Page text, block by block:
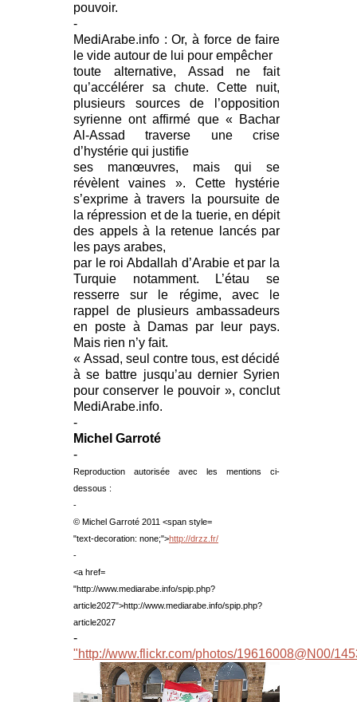
pouvoir.
-
MediArabe.info : Or, à force de faire
le vide autour de lui pour empêcher
toute alternative, Assad ne fait
qu’accélérer sa chute. Cette nuit,
plusieurs sources de l’opposition
syrienne ont affirmé que « Bachar
Al-Assad traverse une crise
d’hystérie qui justifie
ses manœuvres, mais qui se
révèlent vaines ». Cette hystérie
s’exprime à travers la poursuite de
la répression et de la tuerie, en dépit
des appels à la retenue lancés par
les pays arabes,
par le roi Abdallah d’Arabie et par la
Turquie notamment. L’étau se
resserre sur le régime, avec le
rappel de plusieurs ambassadeurs
en poste à Damas par leur pays.
Mais rien n’y fait.
« Assad, seul contre tous, est décidé
à se battre jusqu’au dernier Syrien
pour conserver le pouvoir », conclut
MediArabe.info.
-
Michel Garroté
-
Reproduction autorisée avec les mentions ci-
dessous :
-
© Michel Garroté 2011 <span style=
"text-decoration: none;">http://drzz.fr/
-
<a href=
"http://www.mediarabe.info/spip.php?
article2027">http://www.mediarabe.info/spip.php?
article2027
-
"http://www.flickr.com/photos/19616008@N00/